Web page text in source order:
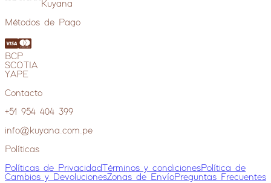
Kuyana
Métodos de Pago
BCP
SCOTIA
YAPE
Contacto
+51 954 404 399
info@kuyana.com.pe
Políticas
Políticas de Privacidad Términos y condicionesPolítica de
Cambios y DevolucionesZonas de EnvíoPreguntas Frecuentes